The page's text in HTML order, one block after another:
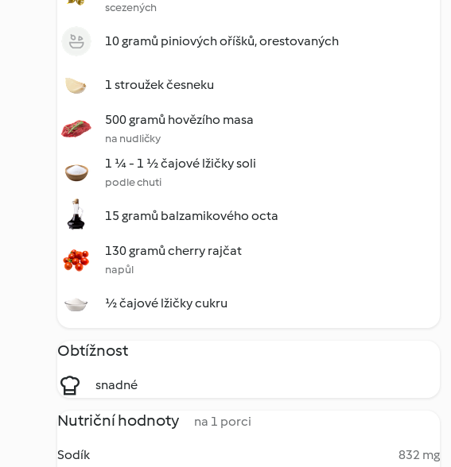
scezených
10 gramů piniových oříšků, orestovaných
1 stroužek česneku
500 gramů hovězího masa
na nudličky
1 ¼ - 1 ½ čajové lžičky soli
podle chuti
15 gramů balzamikového octa
130 gramů cherry rajčat
napůl
½ čajové lžičky cukru
Obtížnost
snadné
Nutriční hodnoty na 1 porci
Sodík
832 mg